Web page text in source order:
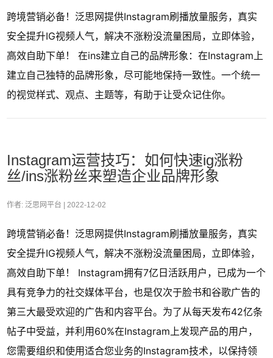
跨境营销必备！泛思网提供Instagram刷播放量服务，真实
安全提升IG视频人气，解决不涨粉没流量困局，立即体验，
高效自助下单！ 在ins建立自己的品牌形象：在Instagram上
建立自己独特的品牌形象，尽可能地保持一致性。一个统一
的视觉样式、观点、主题等，有助于让受众记住你。
Instagram运营技巧：如何快速ig涨粉
丝/ins涨粉丝来塑造企业品牌形象
作者: 泛思网平台 | 2022-12-02
跨境营销必备！泛思网提供Instagram刷播放量服务，真实
安全提升IG视频人气，解决不涨粉没流量困局，立即体验，
高效自助下单！ Instagram拥有7亿日活跃用户，已成为一个
具有竞争力的社交媒体平台，也是仅次于脸书和谷歌广告的
第三大最受欢迎的广告和内容平台。为了从每天发布42亿条
帖子中受益，并利用60%在Instagram上发现产品的用户，
您需要组织和使用适合您业务的Instagram技术，以保持领